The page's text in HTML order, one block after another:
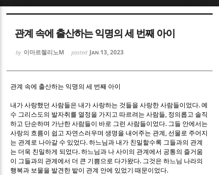
관계 속에 출산하는 익명의 세 번째 아이
by 이마르첼리노M posted Jan 13, 2023
관계 속에 출산하는 익명의 세 번째 아이
내가 사랑했던 사람들은 내가 사랑하는 것들을 사랑한 사람들이었다.예
수 그리스도의 발자취를 열정을 가지고 따르려는 사람들, 정의롭고 솔직
하고 단순하며 가난한 사람들이 바로 그런 사람들이었다. 그들 안에서는
사랑의 흐름이 쉽고 자연스러우며 생명을 내어주는 관계 ,선물로 주어지
는 관계로 나아갈 수 있었다.하느님과 내가 친밀할수록 그들과의 관계
는 더욱 친밀하게 되었다.하느님과 나 사이의 관계에서 공통의 즐거움
이 그들과의 관계에서 더 큰 기쁨으로 다가왔다. 그것은 하느님 나라의
행복과 보물을 발견한 밭이 관계 안에 있었기 때문이었다.
Sketchbook5, 스케치북5
Sketchbook5, 스케치북5
Sketchbook5, 스케치북5
Sketchbook5, 스케치북5